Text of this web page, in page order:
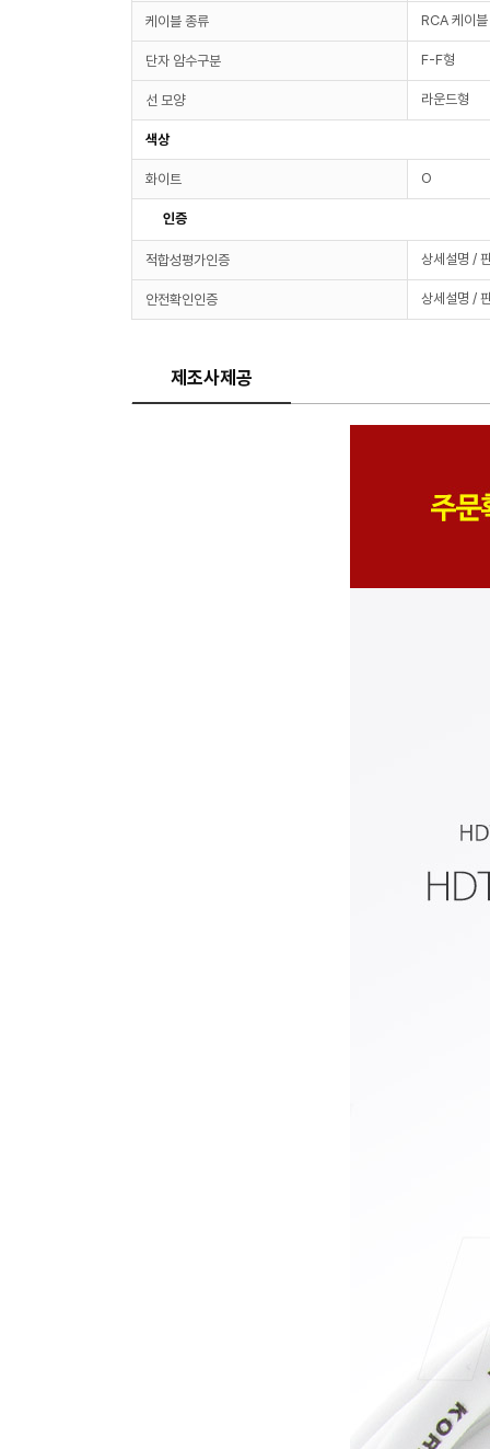
케이블 종류 RCA 케이블
단자 암수구분 F-F형
선 모양 라운드형
색상
화이트 O
인증
적합성평가인증 상세설명 /
안전확인인증 상세설명 /
제조사제공